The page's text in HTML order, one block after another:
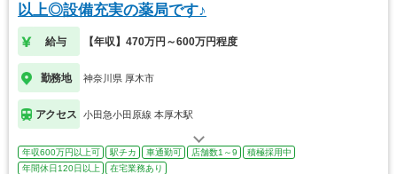
以上◎設備充実の薬局です♪
給与 【年収】470万円～600万円程度
勤務地 神奈川県 厚木市
アクセス 小田急小田原線 本厚木駅
年収600万円以上可 駅チカ 車通勤可 店舗数1～9
積極採用中
年間休日120日以上
在宅業務あり